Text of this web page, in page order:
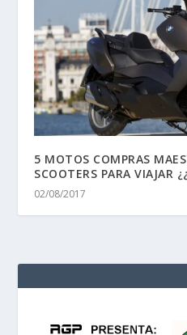
5 MOTOS COMPRAS
SCOOTERS PARA VIAJAR
02/08/2017